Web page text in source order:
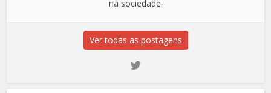
na sociedade.
Ver todas as postagens